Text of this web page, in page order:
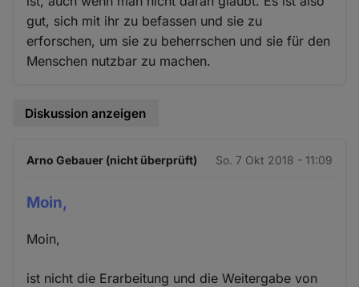
gut, sich mit ihr zu befassen und sie zu
erforschen, um sie zu beherrschen und sie für den
Menschen nutzbar zu machen.
Diskussion anzeigen
Arno Gebauer (nicht überprüft) So. 7 Okt 2018 - 11:09
Moin,
Moin,
ist nicht die Erarbeitung und die Weitergabe von